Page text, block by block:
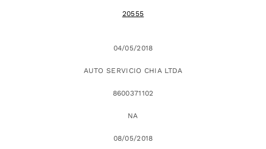
20555
04/05/2018
AUTO SERVICIO CHIA LTDA
8600371102
NA
08/05/2018